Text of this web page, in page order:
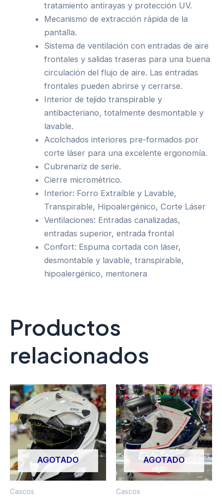
tratamiento antirayas y protección UV.
Mecanismo de extracción rápida de la
pantalla.
Sistema de ventilación con entradas de aire
frontales y salidas traseras para una buena
circulación del flujo de aire. Las entradas
frontales pueden abrirse y cerrarse.
Interior de tejido transpirable y
antibacteriano, totalmente desmontable y
lavable.
Acolchados interiores pre-formados por
corte láser para una excelente ergonomía.
Cubrenariz de serie.
Cierre micrométrico.
Interior: Forro Extraíble y Lavable,
Transpirable, Hipoalergénico, Corte Láser
Ventilaciones: Entradas canalizadas,
entradas superior, entrada frontal
Confort: Espuma cortada con láser,
desmontable y lavable, transpirable,
hipoalergénico, mentonera
Productos
relacionados
AGOTADO
Cascos
AGOTADO
Cascos